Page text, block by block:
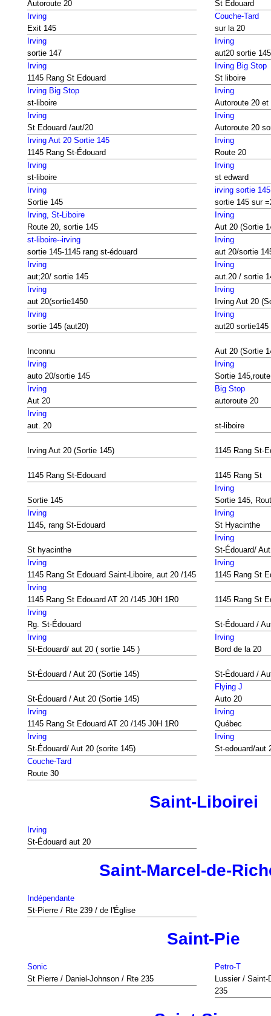
Autoroute 20
St Édouard
Irving
Exit 145
Couche-Tard
sur la 20
Irving
sortie 147
Irving
aut20 sortie 145
Irving
1145 Rang St Edouard
Irving Big Stop
St liboire
Irving Big Stop
st-liboire
Irving
Autoroute 20 et
Irving
St Edouard /aut/20
Irving
Autoroute 20
Irving Aut 20 Sortie 145
1145 Rang St-Édouard
Irving
Route 20
Irving
st-liboire
Irving
st edward
Irving
Sortie 145
irving sortie 145
sortie 145 sur
Irving, St-Liboire
Route 20, sortie 145
Irving
Aut 20 (Sortie
st-liboire--irving
sortie 145-1145 rang st-édouard
Irving
aut 20/sortie
Irving
aut;20/ sortie 145
Irving
aut.20 / sortie
Irving
aut 20(sortie1450
Irving
Irving Aut 20
Irving
sortie 145 (aut20)
Irving
aut20 sortie145
Inconnu
Aut 20 (Sortie
Irving
auto 20/sortie 145
Irving
Sortie
Irving
Aut 20
Big Stop
autoroute 20
Irving
aut. 20
st-liboire
Irving Aut 20 (Sortie 145) 1145 Rang St-
1145 Rang St-Edouard 1145 Rang St
Sortie 145
Irving
Sortie 145,
Irving
1145, rang St-Edouard
Irving
St Hyacinthe
St hyacinthe
Irving
St-Édouard/
Irving
1145 Rang St Edouard Saint-Liboire, aut 20 /145
Irving
1145 Rang St
Irving
1145 Rang St Edouard AT 20 /145 J0H 1R0
1145 Rang St
Irving
Rg. St-Édouard
St-Édouard /
Irving
St-Edouard/ aut 20 ( sortie 145 )
Irving
Bord de la 20
St-Édouard / Aut 20 (Sortie 145) St-Édouard /
St-Édouard / Aut 20 (Sortie 145)
Flying J
Auto 20
Irving
1145 Rang St Edouard AT 20 /145 J0H 1R0
Irving
Québec
Irving
St-Édouard/ Aut 20 (sorite 145)
Irving
St-edouard/aut
Couche-Tard
Route 30
Saint-Liboirei
Irving
St-Édouard aut 20
Saint-Marcel-de-
Indépendante
St-Pierre / Rte 239 / de l'Église
Saint-Pie
Sonic
St Pierre / Daniel-Johnson / Rte 235
Petro-T
Lussier / Saint-
235